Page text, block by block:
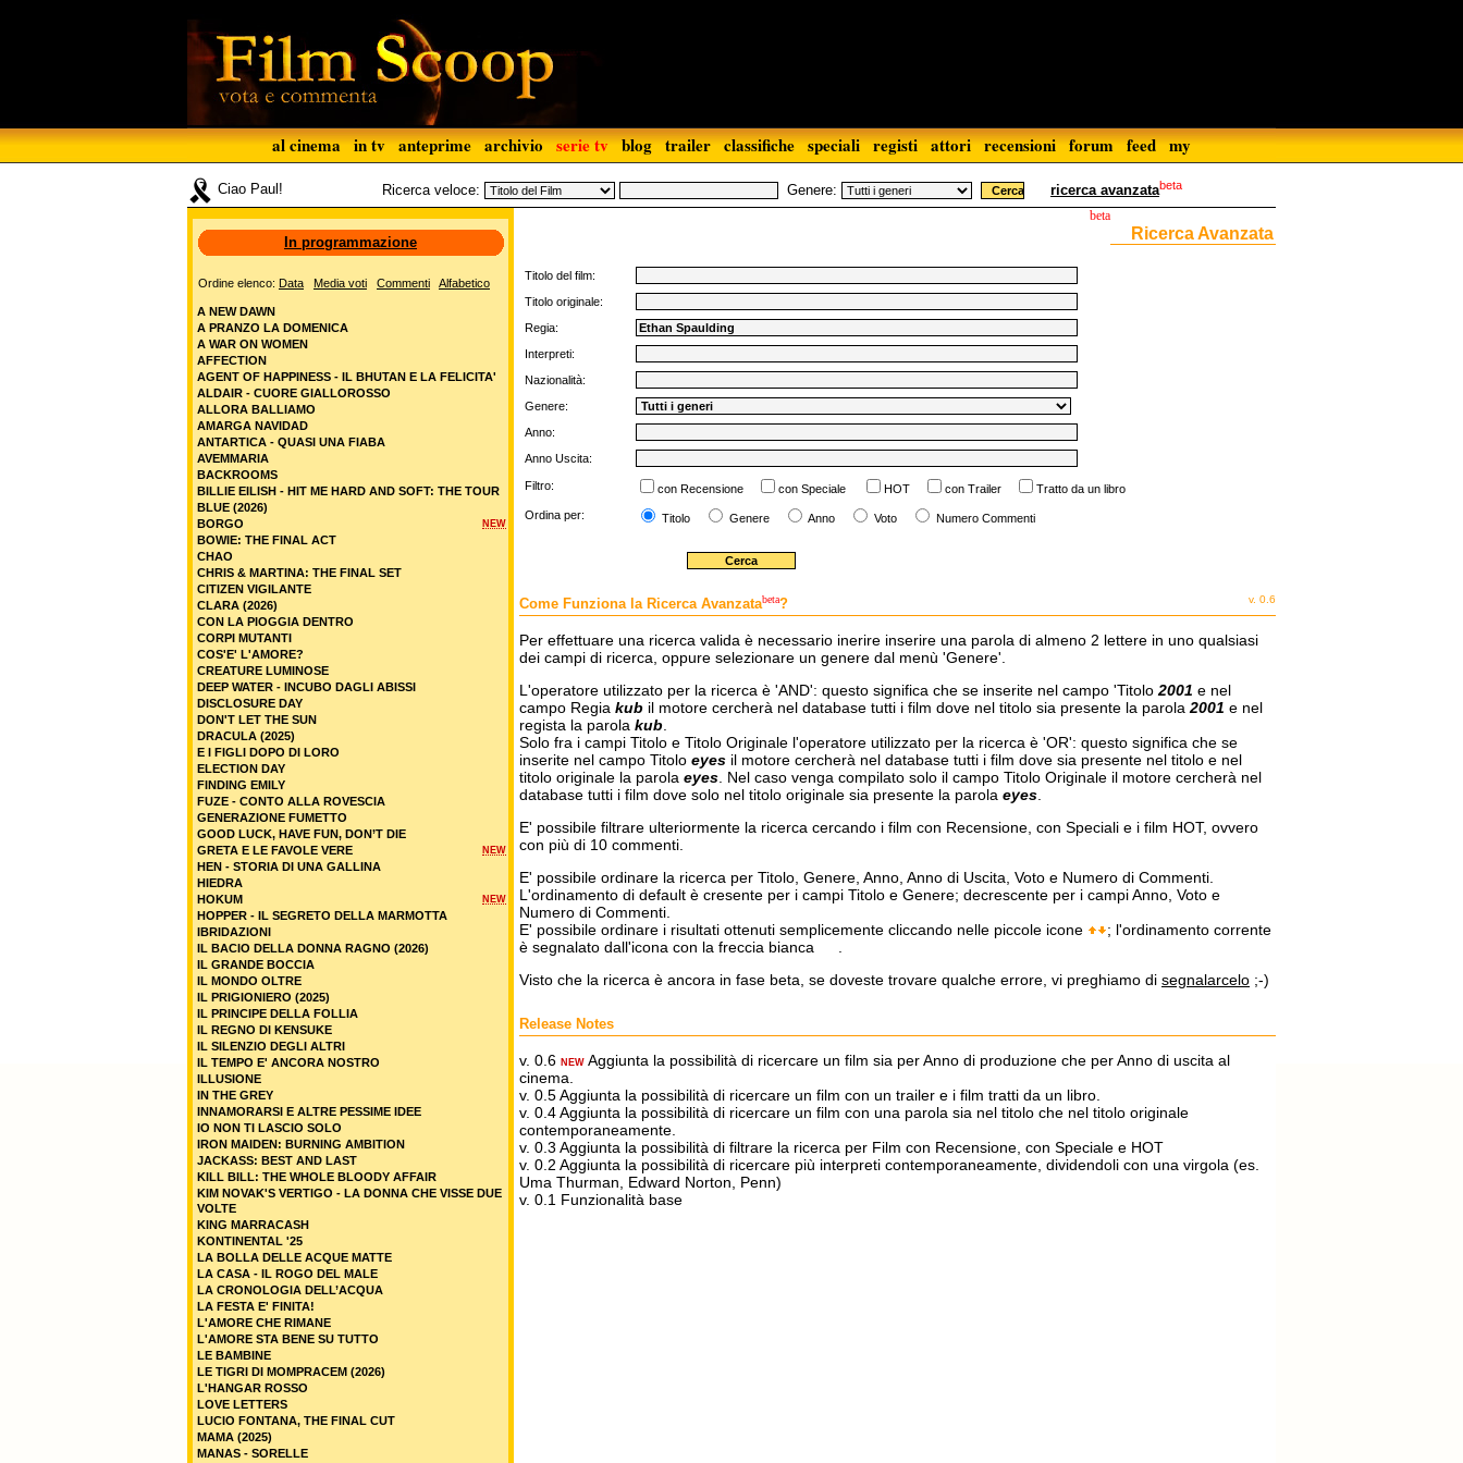
al cinema in tv anteprime archivio serie tv blog trailer classifiche speciali registi attori recensioni forum feed my
Ciao Paul! Ricerca veloce: Genere: ricerca avanzatabeta
Ricerca Avanzata
beta
Titolo del film:
Titolo originale:
Regia:
Interpreti:
Nazionalità:
Genere:
Anno:
Anno Uscita:
Filtro: con Recensione con Speciale HOT con Trailer
Tratto da un libro
Ordina per:
Titolo Genere Anno Voto Numero Commenti
v. 0.6
Come Funziona la Ricerca Avanzatabeta?
Per effettuare una ricerca valida è necessario inerire inserire una parola di almeno 2 lettere in uno qualsiasi
dei campi di ricerca, oppure selezionare un genere dal menù 'Genere'.
L'operatore utilizzato per la ricerca è 'AND': questo significa che se inserite nel campo 'Titolo 2001 e nel
campo Regia kub il motore cercherà nel database tutti i film dove nel titolo sia presente la parola 2001 e nel
regista la parola kub
Solo fra i campi Titolo e Titolo Originale l'operatore utilizzato per la ricerca è 'OR': questo significa che se
inserite nel campo Titolo eyes il motore cercherà nel database tutti i film dove sia presente nel titolo e nel
titolo originale la parola eyes . Nel caso venga compilato solo il campo Titolo Originale il motore cercherà nel
database tutti i film dove solo nel titolo originale sia presente la parola eyes
E' possibile filtrare ulteriormente la ricerca cercando i film con Recensione, con Speciali e i film HOT, ovvero
con più di 10 commenti.
E' possibile ordinare la ricerca per Titolo, Genere, Anno, Anno di Uscita, Voto e Numero di Commenti.
L'ordinamento di default è cresente per i campi Titolo e Genere; decrescente per i campi Anno, Voto e
Numero di Commenti.
E' possibile ordinare i risultati ottenuti semplicemente cliccando nelle piccole icone
; l'ordinamento corrente
è segnalato dall'icona con la freccia bianca
Visto che la ricerca è ancora in fase beta, se doveste trovare qualche errore, vi preghiamo di segnalarcelo ;-)
Release Notes
v. 0.6 NEW Aggiunta la possibilità di ricercare un film sia per Anno di produzione che per Anno di uscita al
cinema.
v. 0.5 Aggiunta la possibilità di ricercare un film con un trailer e i film tratti da un libro.
v. 0.4 Aggiunta la possibilità di ricercare un film con una parola sia nel titolo che nel titolo originale
contemporaneamente.
v. 0.3 Aggiunta la possibilità di filtrare la ricerca per Film con Recensione, con Speciale e HOT
v. 0.2 Aggiunta la possibilità di ricercare più interpreti contemporaneamente, dividendoli con una virgola (es.
Uma Thurman, Edward Norton, Penn)
v. 0.1 Funzionalità base
In programmazione
Ordine elenco: Data Media voti Commenti Alfabetico
A NEW DAWN
A PRANZO LA DOMENICA
A WAR ON WOMEN
AFFECTION
AGENT OF HAPPINESS - IL BHUTAN E LA FELICITA'
ALDAIR - CUORE GIALLOROSSO
ALLORA BALLIAMO
AMARGA NAVIDAD
ANTARTICA - QUASI UNA FIABA
AVEMMARIA
BACKROOMS
BILLIE EILISH - HIT ME HARD AND SOFT: THE TOUR
BLUE (2026)
NEW
BORGO
BOWIE: THE FINAL ACT
CHAO
CHRIS & MARTINA: THE FINAL SET
CITIZEN VIGILANTE
CLARA (2026)
CON LA PIOGGIA DENTRO
CORPI MUTANTI
COS'E' L'AMORE?
CREATURE LUMINOSE
DEEP WATER - INCUBO DAGLI ABISSI
DISCLOSURE DAY
DON'T LET THE SUN
DRACULA (2025)
E I FIGLI DOPO DI LORO
ELECTION DAY
FINDING EMILY
FUZE - CONTO ALLA ROVESCIA
GENERAZIONE FUMETTO
GOOD LUCK, HAVE FUN, DON’T DIE
NEW
GRETA E LE FAVOLE VERE
HEN - STORIA DI UNA GALLINA
HIEDRA
NEW
HOKUM
HOPPER - IL SEGRETO DELLA MARMOTTA
IBRIDAZIONI
IL BACIO DELLA DONNA RAGNO (2026)
IL GRANDE BOCCIA
IL MONDO OLTRE
IL PRIGIONIERO (2025)
IL PRINCIPE DELLA FOLLIA
IL REGNO DI KENSUKE
IL SILENZIO DEGLI ALTRI
IL TEMPO E' ANCORA NOSTRO
ILLUSIONE
IN THE GREY
INNAMORARSI E ALTRE PESSIME IDEE
IO NON TI LASCIO SOLO
IRON MAIDEN: BURNING AMBITION
JACKASS: BEST AND LAST
KILL BILL: THE WHOLE BLOODY AFFAIR
KIM NOVAK'S VERTIGO - LA DONNA CHE VISSE DUE
VOLTE
KING MARRACASH
KONTINENTAL '25
LA BOLLA DELLE ACQUE MATTE
LA CASA - IL ROGO DEL MALE
LA CRONOLOGIA DELL’ACQUA
LA FESTA E' FINITA!
L'AMORE CHE RIMANE
L'AMORE STA BENE SU TUTTO
LE BAMBINE
LE TIGRI DI MOMPRACEM (2026)
L'HANGAR ROSSO
LOVE LETTERS
LUCIO FONTANA, THE FINAL CUT
MAMA (2025)
MANAS - SORELLE